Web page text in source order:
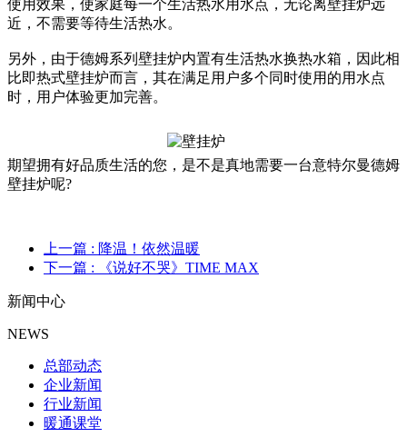
使用效果，使家庭每一个生活热水用水点，无论离壁挂炉远
近，不需要等待生活热水。
另外，由于德姆系列壁挂炉内置有生活热水换热水箱，因此相
比即热式壁挂炉而言，其在满足用户多个同时使用的用水点
时，用户体验更加完善。
期望拥有好品质生活的您，是不是真地需要一台意特尔曼德姆
壁挂炉呢?
上一篇 : 降温！依然温暖
下一篇 : 《说好不哭》TIME MAX
新闻中心
NEWS
总部动态
企业新闻
行业新闻
暖通课堂